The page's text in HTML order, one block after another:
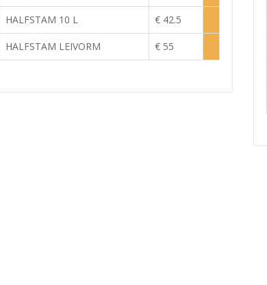
HALFSTAM 10 L € 42.5
HALFSTAM LEIVORM € 55